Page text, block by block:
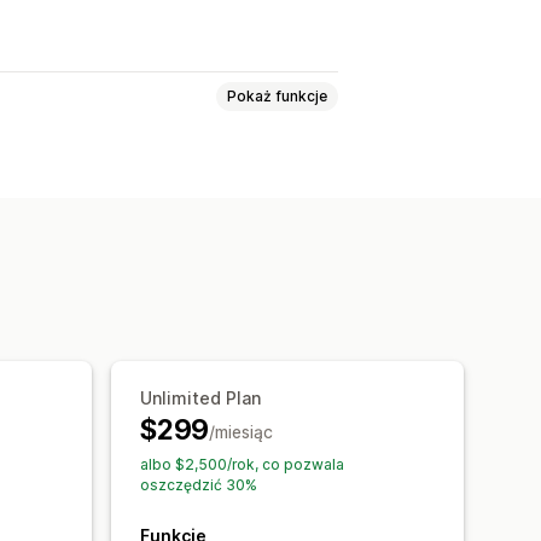
Pokaż funkcje
Prośby o recenzje
Sprzedaż krzyżowa
Unlimited Plan
$299/miesiąc
albo $2,500/rok, co pozwala
oszczędzić 30%
Funkcje